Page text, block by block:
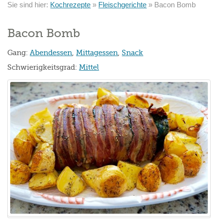
Sie sind hier: Kochrezepte » Fleischgerichte » Bacon Bomb
Bacon Bomb
Gang:Abendessen,Mittagessen,Snack
Schwierigkeitsgrad:Mittel